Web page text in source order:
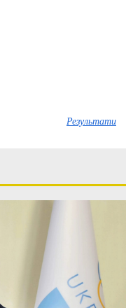
Результати